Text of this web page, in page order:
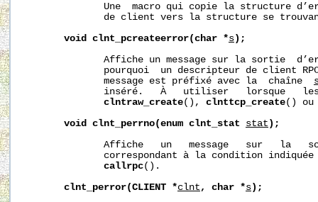
Une  macro qui copie la structure
de client vers la structure se
void
clnt_pcreateerror(char *s );
Affiche un message sur la sortie
pourquoi  un descripteur de client
              message est préfixé avec la  chaîne
inséré.   À   utiliser   lorsque
clntraw_create(), clnttcp_create()
void
clnt_perrno(enum clnt_stat stat );
Affiche   un   message   sur   la
correspondant à la condition
callrpc().
clnt_perror(CLIENT *clnt , char *s );